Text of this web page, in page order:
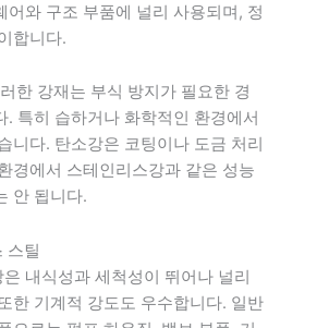
어와 구조 부품에 널리 사용되며, 정
합니다.
한 강재는 부식 방지가 필요한 경
. 특히 습하거나 화학적인 환경에서
니다. 탄소강은 코팅이나 도금 처리
경에서 스테인리스강과 같은 성능
안 됩니다.
스틸
내식성과 세척성이 뛰어나 널리
한 기계적 강도도 우수합니다. 일반